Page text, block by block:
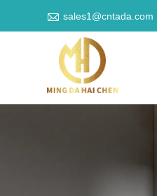
 sales1@cntada.com